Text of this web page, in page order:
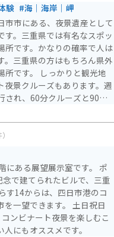
験 #海｜海岸｜岬
市市にある、夜景遺産として
す。三重県では有名なスポッ
所です。かなりの確率で人は
。三重県の方はもちろん県外
りと観光地
景クルーズもあります。週
され、60分クルーズと90分
とができます。クルーズ単品
、工場夜景を満喫すること
にある展望展示室です。 ポ
で建てられたビルで、三重
す14からは、四日市港のコ
一望できます。 土日祝日
ンビナート夜景を楽しむこ
にもオススメです。